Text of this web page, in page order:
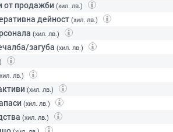
от продажби (хил. лв.)
дейност (хил. лв.)
(хил. лв.)
загуба (хил. лв.)
лв.)
(хил. лв.)
(хил. лв.)
(хил. лв.)